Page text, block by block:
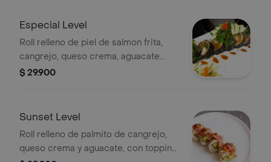
Especial Level
Roll relleno de piel de salmon frita,
cangrejo, queso crema, aguacate
envuelto en nori con topping de salsa
$ 29.900
Sunset Level
Roll relleno de palmito de cangrejo,
queso crema y aguacate, con topping